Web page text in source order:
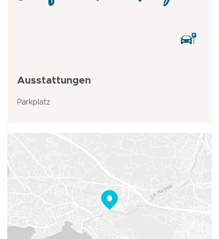
Ausstattungen
Parkplatz